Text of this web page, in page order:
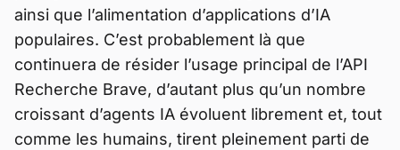
ainsi que l’alimentation d’applications d’IA
populaires. C’est probablement là que
continuera de résider l’usage principal de l’API
Recherche Brave, d’autant plus qu’un nombre
croissant d’agents IA évoluent librement et, tout
comme les humains, tirent pleinement parti de